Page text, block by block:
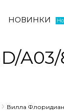
НОВИНКИ
Вилла